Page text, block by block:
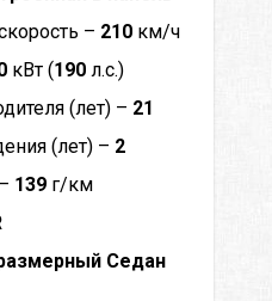
– 210 км/ч
кВт (190 л.с.)
(лет) – 21
(лет) – 2
– 139 г/км
Седан